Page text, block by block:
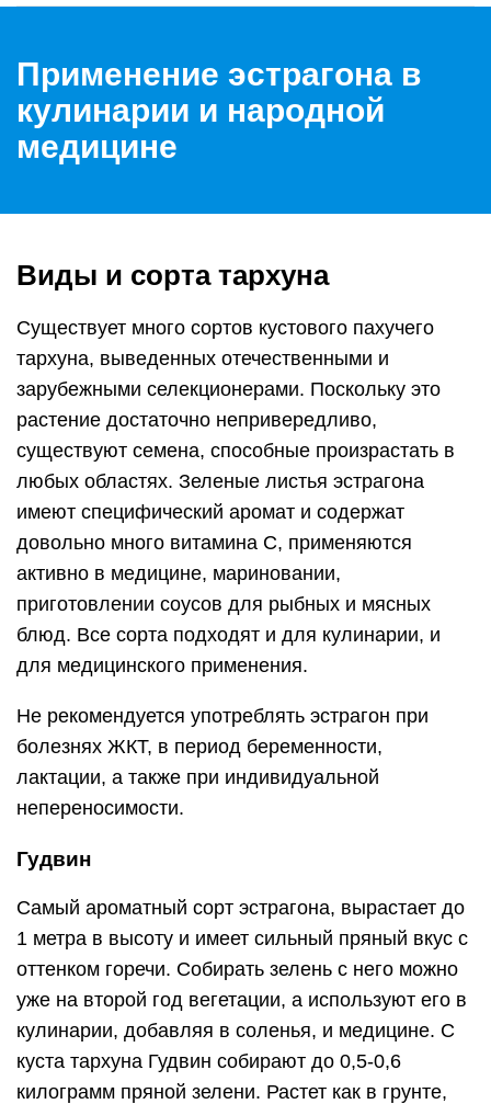
Применение эстрагона в
кулинарии и народной
медицине
Виды и сорта тархуна
Существует много сортов кустового пахучего
тархуна, выведенных отечественными и
зарубежными селекционерами. Поскольку это
растение достаточно непривередливо,
существуют семена, способные произрастать в
любых областях. Зеленые листья эстрагона
имеют специфический аромат и содержат
довольно много витамина С, применяются
активно в медицине, мариновании,
приготовлении соусов для рыбных и мясных
блюд. Все сорта подходят и для кулинарии, и
для медицинского применения.
Не рекомендуется употреблять эстрагон при
болезнях ЖКТ, в период беременности,
лактации, а также при индивидуальной
непереносимости.
Гудвин
Самый ароматный сорт эстрагона, вырастает до
1 метра в высоту и имеет сильный пряный вкус с
оттенком горечи. Собирать зелень с него можно
уже на второй год вегетации, а используют его в
кулинарии, добавляя в соленья, и медицине. С
куста тархуна Гудвин собирают до 0,5-0,6
килограмм пряной зелени. Растет как в грунте,